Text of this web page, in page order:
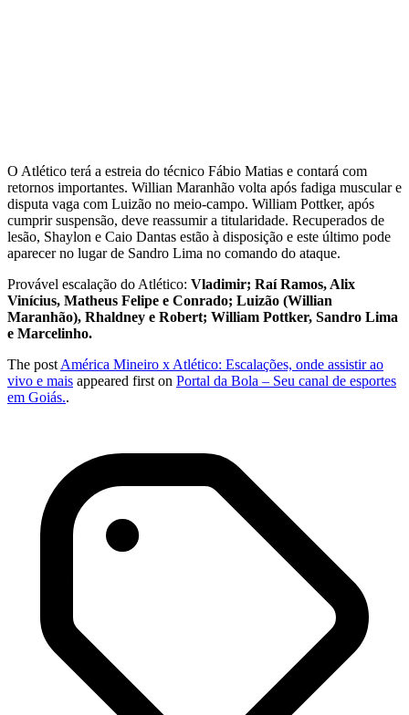
O Atlético terá a estreia do técnico Fábio Matias e contará com
retornos importantes. Willian Maranhão volta após fadiga muscular e
disputa vaga com Luizão no meio-campo. William Pottker, após
cumprir suspensão, deve reassumir a titularidade. Recuperados de
lesão, Shaylon e Caio Dantas estão à disposição e este último pode
aparecer no lugar de Sandro Lima no comando do ataque.
Provável escalação do Atlético: Vladimir; Raí Ramos, Alix
Vinícius, Matheus Felipe e Conrado; Luizão (Willian
Maranhão), Rhaldney e Robert; William Pottker, Sandro Lima
e Marcelinho.
The postAmérica Mineiro x Atlético: Escalações, onde assistir ao
vivo e mais appeared first on Portal da Bola – Seu canal de esportes
em Goiás..